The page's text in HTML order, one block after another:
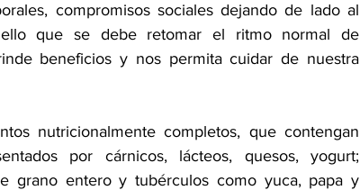
compromisos sociales dejando de lado al
que se debe retomar el ritmo normal de
beneficios y nos permita cuidar de nuestra
nutricionalmente completos, que contengan
por cárnicos, lácteos, quesos, yogurt;
grano entero y tubérculos como yuca, papa y